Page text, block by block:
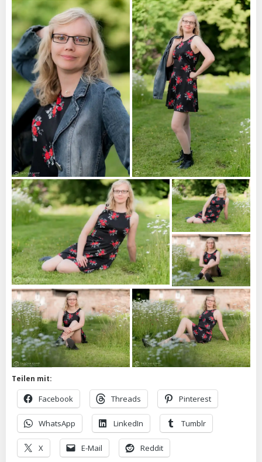
Teilen mit:
Facebook Threads Pinterest
WhatsApp LinkedIn Tumblr
X E-Mail Reddit